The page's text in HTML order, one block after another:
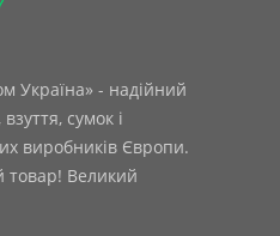
Україна» - надійний
сумок і
виробників Європи.
товар! Великий